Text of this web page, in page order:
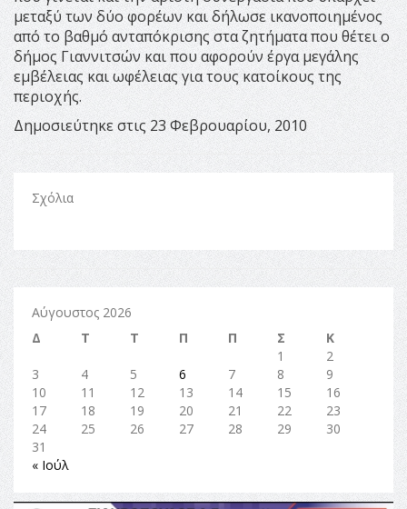
μεταξύ των δύο φορέων και δήλωσε ικανοποιημένος
από το βαθμό ανταπόκρισης στα ζητήματα που θέτει ο
δήμος Γιαννιτσών και που αφορούν έργα μεγάλης
εμβέλειας και ωφέλειας για τους κατοίκους της
περιοχής.
Δημοσιεύτηκε στις 23 Φεβρουαρίου, 2010
Σχόλια
Αύγουστος 2026
Δ
Τ Τ Π Π Σ
Κ
1
2
3
4 5 6 7 8
9
10
11 12 13 14 15
16
17
18 19 20 21 22
23
24
25 26 27 28 29
30
31
« Ιούλ